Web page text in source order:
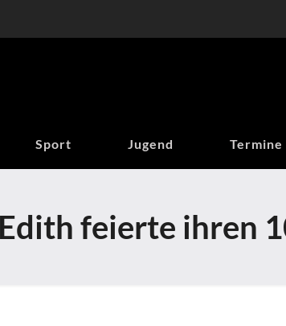
Sport Jugend Termine
feierte ihren